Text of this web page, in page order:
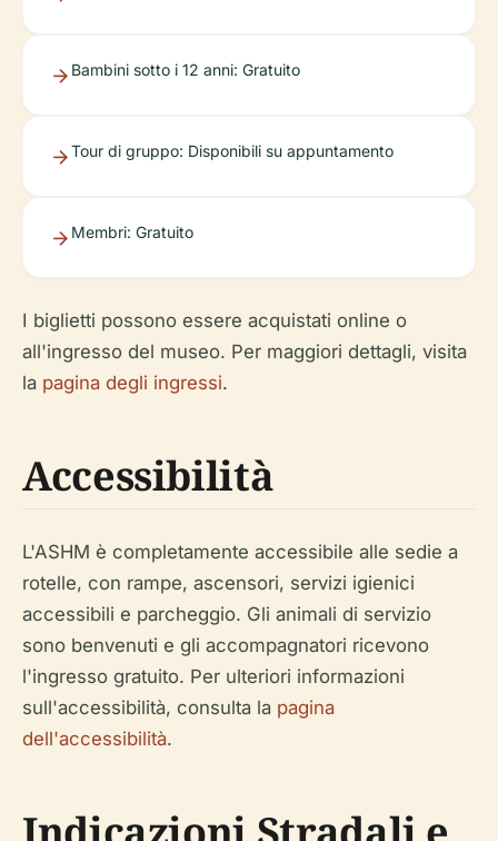
Bambini sotto i 12 anni: Gratuito
Tour di gruppo: Disponibili su appuntamento
Membri: Gratuito
I biglietti possono essere acquistati online o
all'ingresso del museo. Per maggiori dettagli, visita
la pagina degli ingressi.
Accessibilità
L'ASHM è completamente accessibile alle sedie a
rotelle, con rampe, ascensori, servizi igienici
accessibili e parcheggio. Gli animali di servizio
sono benvenuti e gli accompagnatori ricevono
l'ingresso gratuito. Per ulteriori informazioni
sull'accessibilità, consulta la pagina
dell'accessibilità.